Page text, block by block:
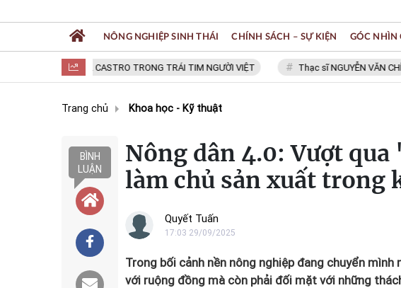
FIDEL CASTRO TRONG TRÁI TIM NGƯỜI VIỆT Thạc sĩ NGUYỄN VĂN CHÍ
NÔNG NGHIỆP SINH THÁI CHÍNH SÁCH – SỰ KIỆN GÓC NHÌN
Trang chủ Khoa học - Kỹ thuật
BÌNH
LUẬN
Nông dân 4.0: Vượt
làm chủ sản xuất trong
Quyết Tuấn
17:03 29/09/2025
Trong bối cảnh nền nông nghiệp đang chuyển
với ruộng đồng mà còn phải đối mặt với những